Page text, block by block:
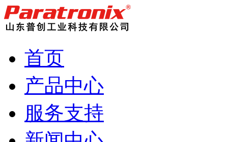
首页
产品中心
服务支持